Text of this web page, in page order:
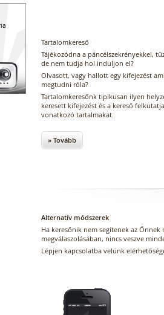
Tartalomkereső
Tájékozódna a páncélszekrényekkel,
de nem tudja hol induljon el?
Olvasott, vagy hallott egy kifejezést
megtudni róla?
Tartalomkeresőnk tipikusan ilyen
keresett kifejezést és a kereső
vonatkozó tartalmakat.
» Tovább
Alternatív módszerek
Ha keresőnik nem segítenek az
megválaszolásában, nincs veszve
Lépjen kapcsolatba velünk